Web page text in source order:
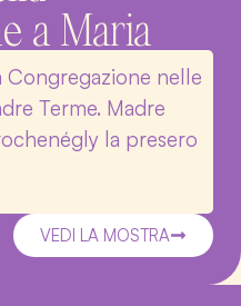
a Maria
Congregazione nelle
Terme. Madre
la presero
VEDI LA MOSTRA